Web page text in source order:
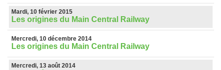
Mardi, 10 février 2015
Les origines du Main Central Railway
Mercredi, 10 décembre 2014
Les origines du Main Central Railway
Mercredi, 13 août 2014